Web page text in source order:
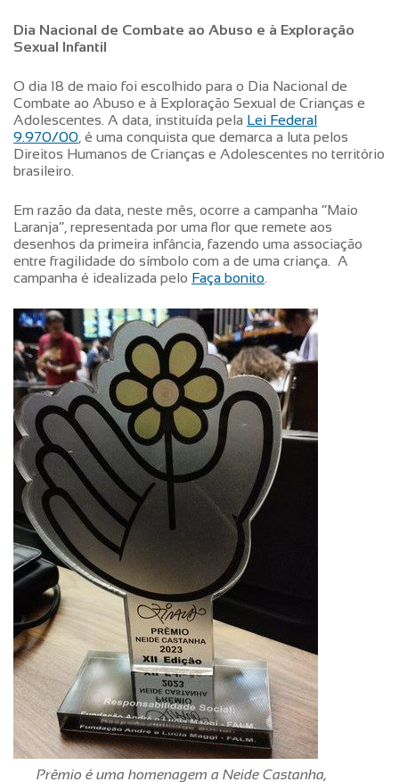
Dia Nacional de Combate ao Abuso e à Exploração
Sexual Infantil
O dia 18 de maio foi escolhido para o Dia Nacional de
Combate ao Abuso e à Exploração Sexual de Crianças e
Adolescentes. A data, instituída pela Lei Federal
9.970/00 , é uma conquista que demarca a luta pelos
Direitos Humanos de Crianças e Adolescentes no território
brasileiro.
Em razão da data, neste mês, ocorre a campanha “Maio
Laranja”, representada por uma flor que remete aos
desenhos da primeira infância, fazendo uma associação
entre fragilidade do símbolo com a de uma criança. A
campanha é idealizada pelo Faça bonito
Prêmio é uma homenagem a Neide Castanha,